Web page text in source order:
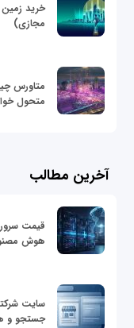
مجازی)
متاورس
متحول
آخرین مطالب
هوش
سایت
جستجو و